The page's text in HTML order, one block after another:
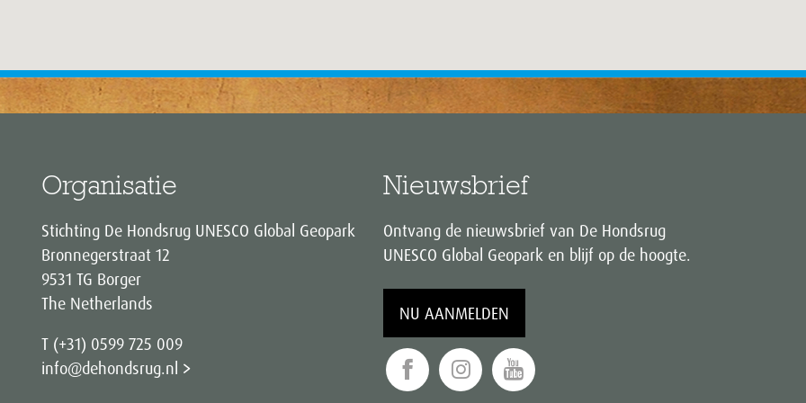
Organisatie
Stichting De Hondsrug UNESCO Global Geopark
Bronnegerstraat 12
9531 TG Borger
The Netherlands
T (+31) 0599 725 009
info@dehondsrug.nl
Nieuwsbrief
Ontvang de nieuwsbrief van De Hondsrug
UNESCO Global Geopark en blijf op de hoogte.
NU AANMELDEN